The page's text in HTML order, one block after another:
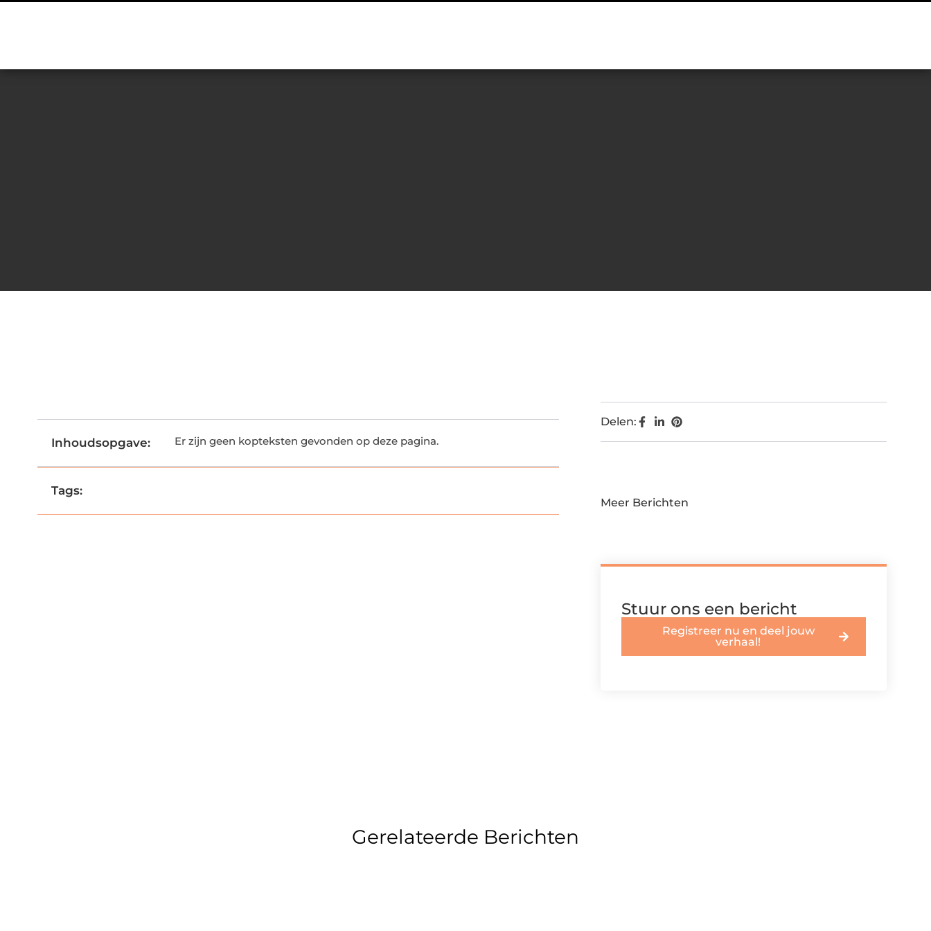
Inhoudsopgave: Er zijn geen kopteksten gevonden op deze pagina.
Tags:
Delen:
Meer Berichten
Stuur ons een bericht
Registreer nu en deel jouw
verhaal!
Gerelateerde Berichten